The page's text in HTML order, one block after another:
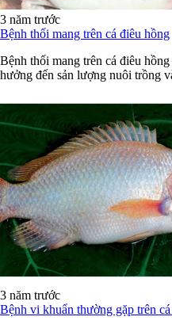
3 năm trước
Bệnh thối mang trên cá điêu hồng
Bệnh thối mang trên cá điêu
hưởng đến sản lượng nuôi trồng
3 năm trước
Bệnh vi khuẩn thường gặp trên